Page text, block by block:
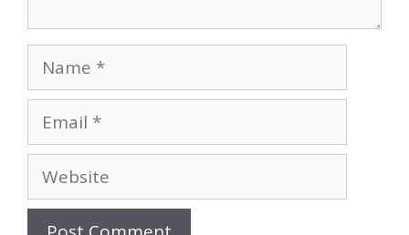
Name
Email
Website